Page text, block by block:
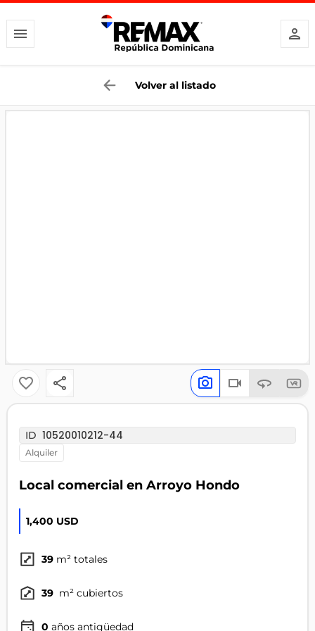
Volver al listado
ID 10520010212-44
alquiler
Local comercial en Arroyo Hondo
1,400 USD
39 m² totales
39 m² cubiertos
0 años antigüedad